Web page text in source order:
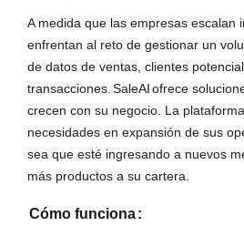
A medida que las empresas escalan
enfrentan al reto de gestionar un
de datos de ventas, clientes
transacciones.SaleAIofrece
crecen con su negocio. La
necesidades en expansión de sus
sea que esté ingresando a nuevos
más productos a su cartera.
Cómo funciona: